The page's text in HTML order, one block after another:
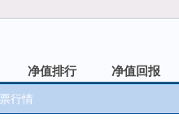
净值排行
净值排行 净值回报
净值回报
行情